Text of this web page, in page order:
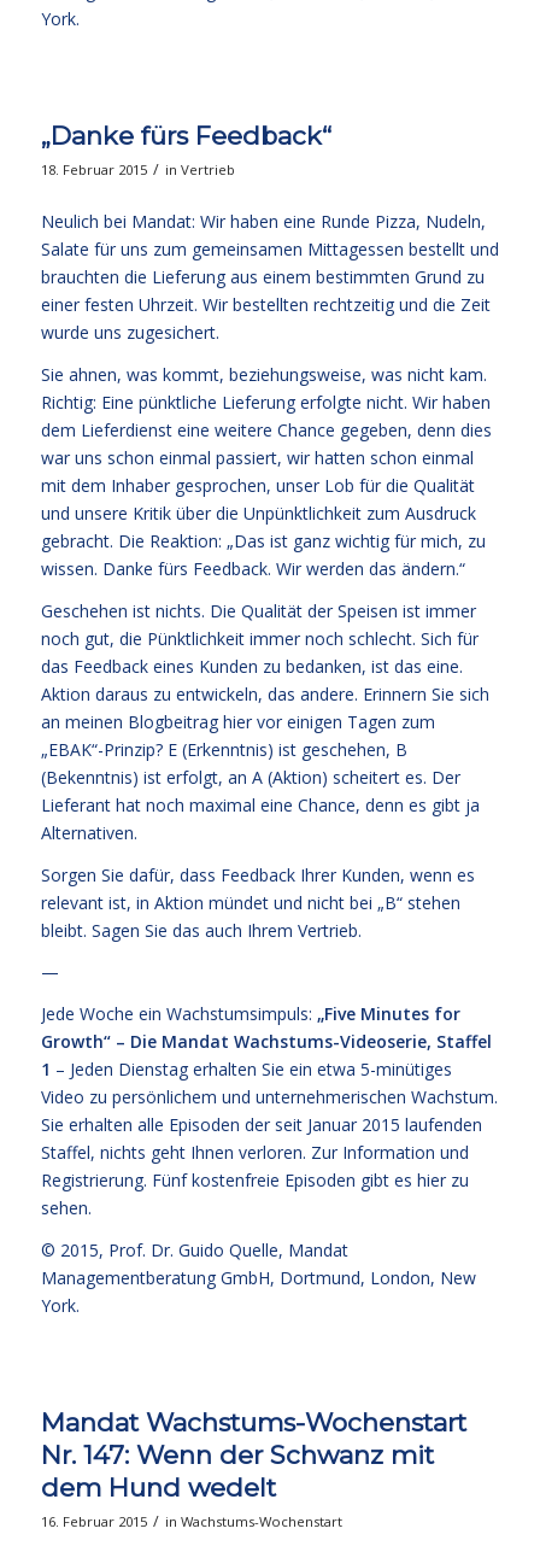
York.
„Danke fürs Feedback“
18. Februar 2015 / in Vertrieb
Neulich bei Mandat: Wir haben eine Runde Pizza, Nudeln,
Salate für uns zum gemeinsamen Mittagessen bestellt und
brauchten die Lieferung aus einem bestimmten Grund zu
einer festen Uhrzeit. Wir bestellten rechtzeitig und die Zeit
wurde uns zugesichert.
Sie ahnen, was kommt, beziehungsweise, was nicht kam.
Richtig: Eine pünktliche Lieferung erfolgte nicht. Wir haben
dem Lieferdienst eine weitere Chance gegeben, denn dies
war uns schon einmal passiert, wir hatten schon einmal
mit dem Inhaber gesprochen, unser Lob für die Qualität
und unsere Kritik über die Unpünktlichkeit zum Ausdruck
gebracht. Die Reaktion: „Das ist ganz wichtig für mich, zu
wissen. Danke fürs Feedback. Wir werden das ändern.“
Geschehen ist nichts. Die Qualität der Speisen ist immer
noch gut, die Pünktlichkeit immer noch schlecht. Sich für
das Feedback eines Kunden zu bedanken, ist das eine.
Aktion daraus zu entwickeln, das andere. Erinnern Sie sich
an meinen Blogbeitrag hier vor einigen Tagen zum
„EBAK“-Prinzip? E (Erkenntnis) ist geschehen, B
(Bekenntnis) ist erfolgt, an A (Aktion) scheitert es. Der
Lieferant hat noch maximal eine Chance, denn es gibt ja
Alternativen.
Sorgen Sie dafür, dass Feedback Ihrer Kunden, wenn es
relevant ist, in Aktion mündet und nicht bei „B“ stehen
bleibt. Sagen Sie das auch Ihrem Vertrieb.
—
Jede Woche ein Wachstumsimpuls: „Five Minutes for
Growth“ – Die Mandat Wachstums-Videoserie, Staffel
1 – Jeden Dienstag erhalten Sie ein etwa 5-minütiges
Video zu persönlichem und unternehmerischen Wachstum.
Sie erhalten alle Episoden der seit Januar 2015 laufenden
Staffel, nichts geht Ihnen verloren. Zur Information und
Registrierung. Fünf kostenfreie Episoden gibt es hier zu
sehen.
© 2015, Prof. Dr. Guido Quelle, Mandat
Managementberatung GmbH, Dortmund, London, New
York.
Mandat Wachstums-Wochenstart
Nr. 147: Wenn der Schwanz mit
dem Hund wedelt
16. Februar 2015 / in Wachstums-Wochenstart